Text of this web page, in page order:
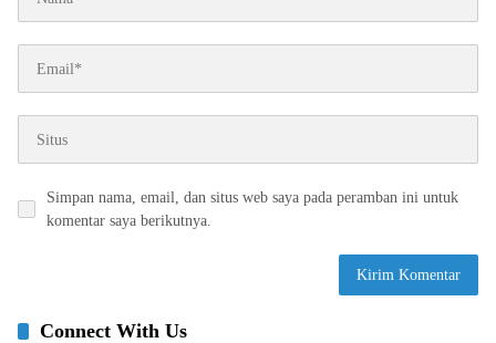
Simpan nama, email, dan situs web saya pada peramban ini untuk
komentar saya berikutnya.
Connect With Us